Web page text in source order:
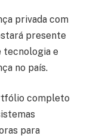
privada com
presente
tecnologia e
no país.
completo
para